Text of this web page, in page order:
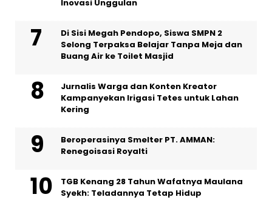
Inovasi Unggulan
Di Sisi Megah Pendopo, Siswa SMPN 2
Selong Terpaksa Belajar Tanpa Meja dan
Buang Air ke Toilet Masjid
Jurnalis Warga dan Konten Kreator
Kampanyekan Irigasi Tetes untuk Lahan
Kering
Beroperasinya Smelter PT. AMMAN:
Renegoisasi Royalti
TGB Kenang 28 Tahun Wafatnya Maulana
Syekh: Teladannya Tetap Hidup